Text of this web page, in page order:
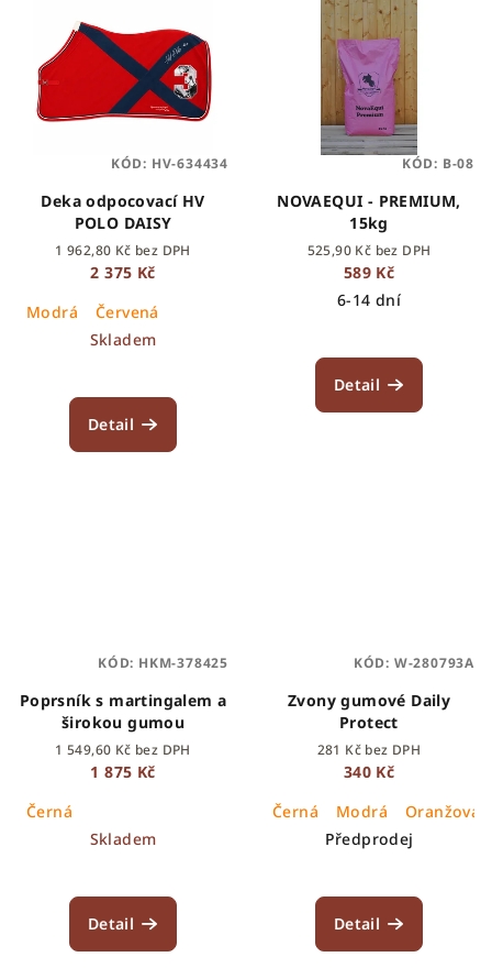
Deka odpocovací HV
POLO DAISY
1 962,80 Kč bez DPH
2 375 Kč
Modrá
Červená
Skladem
Detail
KÓD: HV-634434
NOVAEQUI - PREMIUM,
15kg
525,90 Kč bez DPH
589 Kč
6-14 dní
Detail
KÓD: B-08
Poprsník s martingalem a
širokou gumou
1 549,60 Kč bez DPH
1 875 Kč
Černá
Skladem
Detail
KÓD: HKM-378425
Zvony gumové Daily
Protect
281 Kč bez DPH
340 Kč
Černá
Modrá
Oranžová
Předprodej
Detail
KÓD: W-280793A